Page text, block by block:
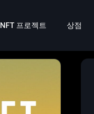
NFT 프로젝트 상점